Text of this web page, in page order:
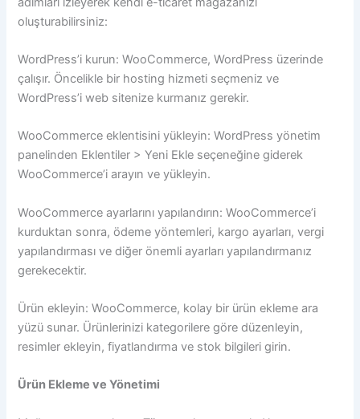
oluşturabilirsiniz:
WordPress’i kurun: WooCommerce, WordPress üzerinde
çalışır. Öncelikle bir hosting hizmeti seçmeniz ve
WordPress’i web sitenize kurmanız gerekir.
WooCommerce eklentisini yükleyin: WordPress yönetim
panelinden Eklentiler > Yeni Ekle seçeneğine giderek
WooCommerce’i arayın ve yükleyin.
WooCommerce ayarlarını yapılandırın: WooCommerce’i
kurduktan sonra, ödeme yöntemleri, kargo ayarları, vergi
yapılandırması ve diğer önemli ayarları yapılandırmanız
gerekecektir.
Ürün ekleyin: WooCommerce, kolay bir ürün ekleme ara
yüzü sunar. Ürünlerinizi kategorilere göre düzenleyin,
resimler ekleyin, fiyatlandırma ve stok bilgileri girin.
Ürün Ekleme ve Yönetimi